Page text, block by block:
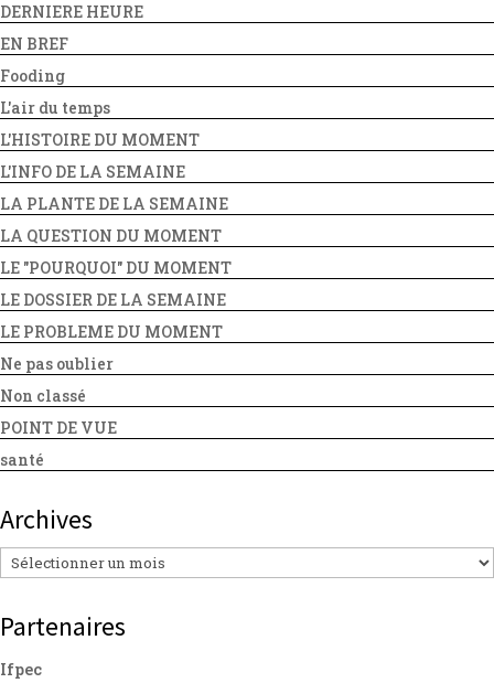
DERNIERE HEURE
EN BREF
Fooding
L'air du temps
L'HISTOIRE DU MOMENT
L'INFO DE LA SEMAINE
LA PLANTE DE LA SEMAINE
LA QUESTION DU MOMENT
LE "POURQUOI" DU MOMENT
LE DOSSIER DE LA SEMAINE
LE PROBLEME DU MOMENT
Ne pas oublier
Non classé
POINT DE VUE
santé
Archives
Archives
Partenaires
Ifpec